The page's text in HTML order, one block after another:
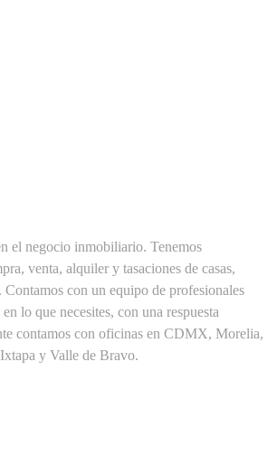
el negocio inmobiliario. Tenemos
venta, alquiler y tasaciones de casas,
Contamos con un equipo de profesionales
lo que necesites, con una respuesta
contamos con oficinas en CDMX, Morelia,
y Valle de Bravo.